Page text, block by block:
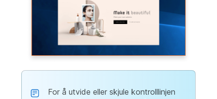
For å utvide eller skjule kontrolllinjen